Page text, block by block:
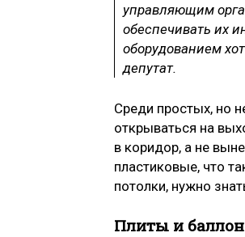
управляющим
обеспечивать их
оборудованием
депутат.
Среди простых, но
открываться на
в коридор, а не
пластиковые, что
потолки, нужно
Плиты и